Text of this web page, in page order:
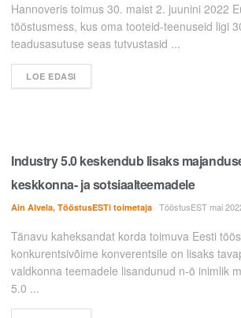
Hannoveris toimus 30. maist 2. juunini 2022
tööstusmess, kus oma tooteid-teenuseid ligi
teadusasutuse seas tutvustasid ...
LOE EDASI
Industry 5.0 keskendub lisaks
keskkonna- ja sotsiaalteemadele
Ain Alvela, TööstusESTi toimetaja TööstusEST mai
Tänavu kaheksandat korda toimuva Eesti
konkurentsivõime konverentsile on lisaks
valdkonna teemadele lisandunud n-ö inimlik
5.0 ...